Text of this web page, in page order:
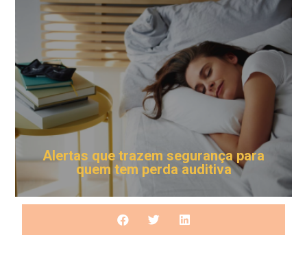
Alertas que trazem segurança para
quem tem perda auditiva